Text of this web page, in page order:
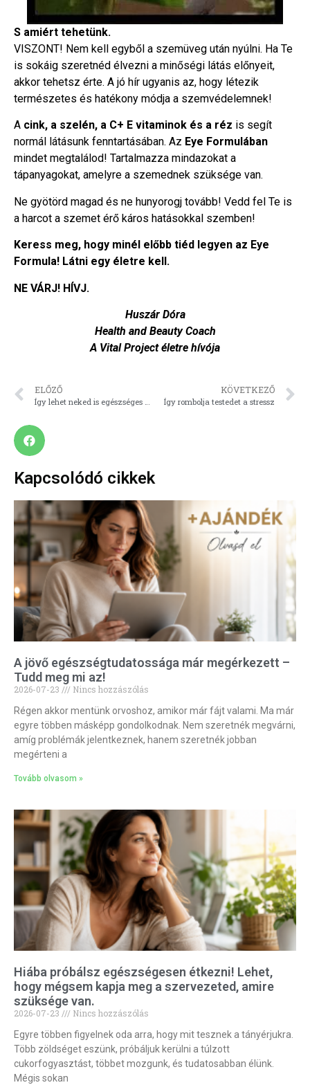
S amiért tehetünk.
VISZONT! Nem kell egyből a szemüveg után nyúlni. Ha Te
is sokáig szeretnéd élvezni a minőségi látás előnyeit,
akkor tehetsz érte. A jó hír ugyanis az, hogy létezik
természetes és hatékony módja a szemvédelemnek!
A cink, a szelén, a C+ E vitaminok és a réz is segít
normál látásunk fenntartásában. Az Eye Formulában
mindet megtalálod! Tartalmazza mindazokat a
tápanyagokat, amelyre a szemednek szüksége van.
Ne gyötörd magad és ne hunyorogj tovább! Vedd fel Te is
a harcot a szemet érő káros hatásokkal szemben!
Keress meg, hogy minél előbb tiéd legyen az Eye
Formula! Látni egy életre kell.
NE VÁRJ! HÍVJ.
Huszár Dóra
Health and Beauty Coach
A Vital Project életre hívója
ELŐZŐ
Így lehet neked is egészséges a bőröd nyáron is!
KÖVETKEZŐ
Így rombolja testedet a stressz
Kapcsolódó cikkek
A jövő egészségtudatossága már megérkezett –
Tudd meg mi az!
2026-07-23
Nincs hozzászólás
Régen akkor mentünk orvoshoz, amikor már fájt valami. Ma már
egyre többen másképp gondolkodnak. Nem szeretnék megvárni,
amíg problémák jelentkeznek, hanem szeretnék jobban
megérteni a
Tovább olvasom »
Hiába próbálsz egészségesen étkezni! Lehet,
hogy mégsem kapja meg a szervezeted, amire
szüksége van.
2026-07-23
Nincs hozzászólás
Egyre többen figyelnek oda arra, hogy mit tesznek a tányérjukra.
Több zöldséget eszünk, próbáljuk kerülni a túlzott
cukorfogyasztást, többet mozgunk, és tudatosabban élünk.
Mégis sokan